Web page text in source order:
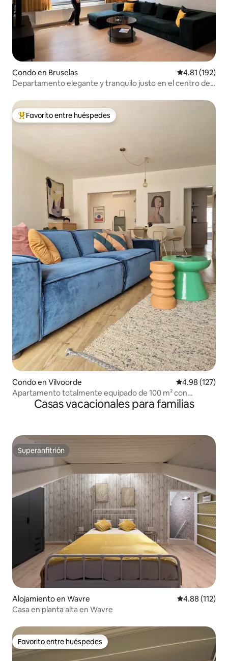
Condo en Bruselas Calificación
4.81 (192)
Departamento elegante y tranquilo justo en el centro de
Favorito entre huéspedes preferido
Favorito entre huéspedes
Condo en Vilvoorde Calificación
4.98 (127)
Apartamento totalmente equipado de 100 m² con
ubicación perfecta
Casas vacacionales para familias
Superanfitrión
Superanfitrión
Alojamiento en Wavre Calificación
4.88 (112)
Casa en planta alta en Wavre
Favorito entre huéspedes
Favorito entre huéspedes